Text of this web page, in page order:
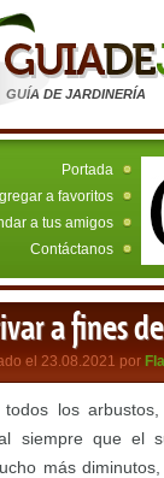
GUÍA DE JARDINERÍA
Portada
a favoritos
a tus amigos
Contáctanos
a fines
el 23.08.2021 por
todos los
siempre que el
más